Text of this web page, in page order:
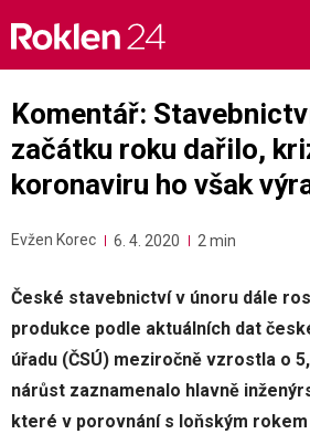
content
Komentář:
začátku roku dařilo,
koronaviru ho však
Evžen Korec 6. 4. 2020 2 min
České stavebnictví v únoru dále
produkce podle aktuálních dat
úřadu (ČSÚ) meziročně vzrostla o
nárůst zaznamenalo hlavně
které v porovnání s loňským